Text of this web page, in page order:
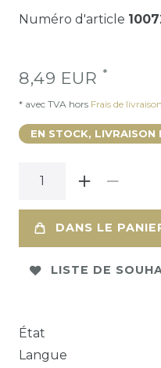
Numéro d'article
8,49 EUR *
* avec TVA hors Frais de livraison
EN STOCK, LIVRAISON
DANS LE
LISTE DE
État
Langue